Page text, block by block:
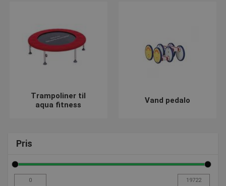
Trampoliner til
aqua fitness
Vand pedalo
Pris